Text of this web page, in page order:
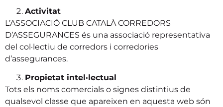
Activitat
L’ASSOCIACIÓ CLUB CATALÀ CORREDORS
D’ASSEGURANCES és una associació representativa
del col·lectiu de corredors i corredories
d’assegurances.
Propietat intel·lectual
Tots els noms comercials o signes distintius de
qualsevol classe que apareixen en aquesta web són